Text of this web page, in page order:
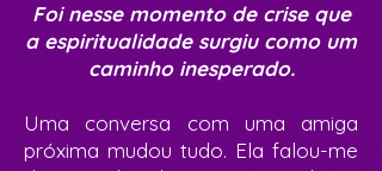
Foi nesse momento de crise que
a espiritualidade surgiu como um
caminho inesperado.
Uma conversa com uma amiga
próxima mudou tudo. Ela falou-me